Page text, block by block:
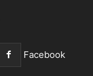
Facebook